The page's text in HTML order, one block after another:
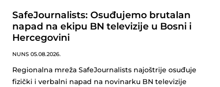
SafeJournalists: Osuđujemo brutalan
napad na ekipu BN televizije u Bosni i
Hercegovini
NUNS 05.08.2026.
Regionalna mreža SafeJournalists najoštrije osuđuje
fizički i verbalni napad na novinarku BN televizije